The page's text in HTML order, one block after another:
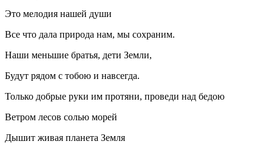
Это мелодия нашей души
Все что дала природа нам, мы сохраним.
Наши меньшие братья, дети Земли,
Будут рядом с тобою и навсегда.
Только добрые руки им протяни, проведи над бедою
Ветром лесов солью морей
Дышит живая планета Земля